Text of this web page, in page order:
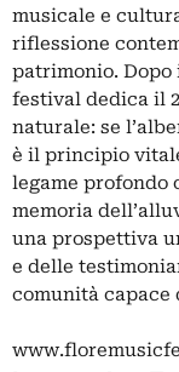
musicale e
riflessione
patrimonio. Dopo
festival dedica il
naturale: se
è il principio
legame profondo
memoria
una prospettiva
e delle
comunità